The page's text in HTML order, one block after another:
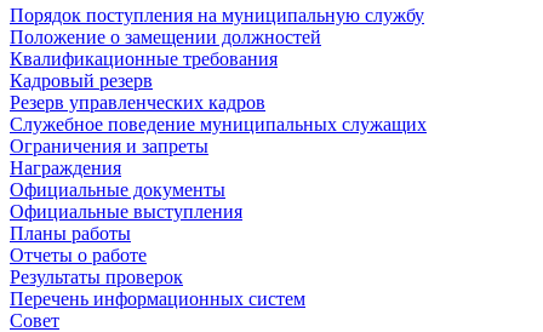
Порядок поступления на муниципальную службу
Положение о замещении должностей
Квалификационные требования
Кадровый резерв
Резерв управленческих кадров
Служебное поведение муниципальных служащих
Ограничения и запреты
Награждения
Официальные документы
Официальные выступления
Планы работы
Отчеты о работе
Результаты проверок
Перечень информационных систем
Совет